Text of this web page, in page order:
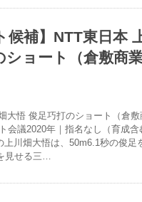
候補】NTT東日本
ショート（倉敷商
大悟 俊足巧打のショート（倉
会議2020年｜指名なし（育成含
上川畑大悟は、50m6.1秒の俊足
見せる三…